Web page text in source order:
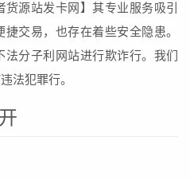
源站发卡网】其专业服务吸引
交易，也存在着些安全隐患。
分子利网站进行欺诈行。我们
法犯罪行。